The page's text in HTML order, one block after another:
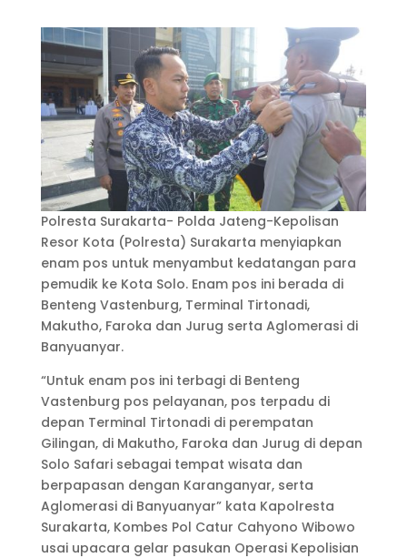
Polresta Surakarta- Polda Jateng-Kepolisan
Resor Kota (Polresta) Surakarta menyiapkan
enam pos untuk menyambut kedatangan para
pemudik ke Kota Solo. Enam pos ini berada di
Benteng Vastenburg, Terminal Tirtonadi,
Makutho, Faroka dan Jurug serta Aglomerasi di
Banyuanyar.
“Untuk enam pos ini terbagi di Benteng
Vastenburg pos pelayanan, pos terpadu di
depan Terminal Tirtonadi di perempatan
Gilingan, di Makutho, Faroka dan Jurug di depan
Solo Safari sebagai tempat wisata dan
berpapasan dengan Karanganyar, serta
Aglomerasi di Banyuanyar” kata Kapolresta
Surakarta, Kombes Pol Catur Cahyono Wibowo
usai upacara gelar pasukan Operasi Kepolisian